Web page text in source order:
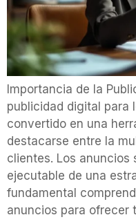
Importancia de la
publicidad digital para
convertido en una
destacarse entre la
clientes. Los anuncios
ejecutable de una
fundamental
anuncios para ofrecer